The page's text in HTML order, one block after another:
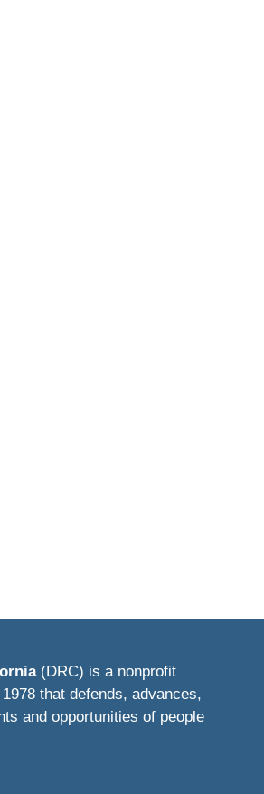
(DRC) is a nonprofit
that defends, advances,
and opportunities of people